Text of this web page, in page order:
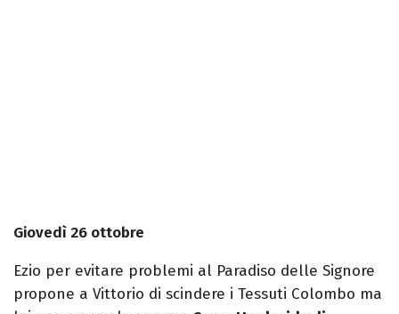
Giovedì 26 ottobre
Ezio per evitare problemi al Paradiso delle Signore
propone a Vittorio di scindere i Tessuti Colombo ma